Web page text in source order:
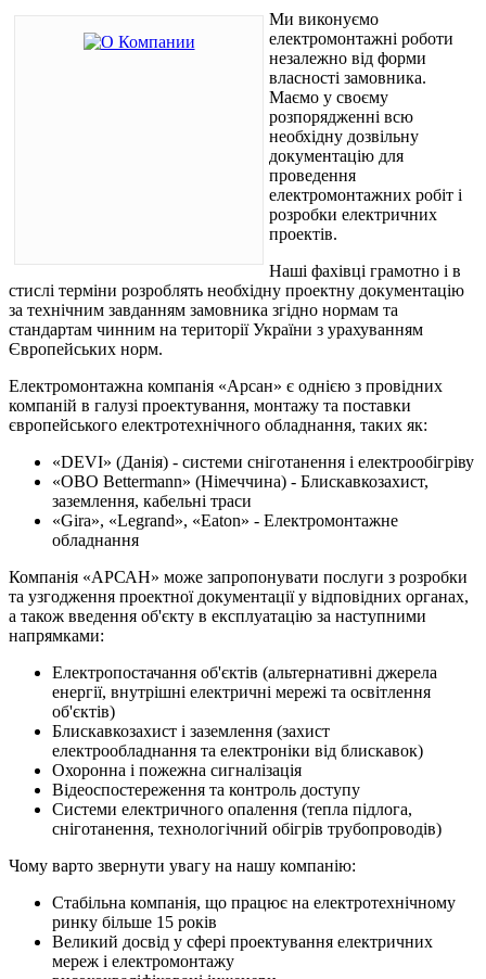
Ми виконуємо
електромонтажні роботи
незалежно від форми
власності замовника.
Маємо у своєму
розпорядженні всю
необхідну дозвільну
документацію для
проведення
електромонтажних робіт і
розробки електричних
проектів.
Наші фахівці грамотно і в
стислі терміни розроблять необхідну проектну документацію
за технічним завданням замовника згідно нормам та
стандартам чинним на території України з урахуванням
Європейських норм.
Електромонтажна компанія «Арсан» є однією з провідних
компаній в галузі проектування, монтажу та поставки
європейського електротехнічного обладнання, таких як:
«DEVI» (Данія) - системи сніготанення і електрообігріву
«OBO Bettermann» (Німеччина) - Блискавкозахист,
заземлення, кабельні траси
«Gira», «Legrand», «Eaton» - Електромонтажне
обладнання
Компанія «АРСАН» може запропонувати послуги з розробки
та узгодження проектної документації у відповідних органах,
а також введення об'єкту в експлуатацію за наступними
напрямками:
Електропостачання об'єктів (альтернативні джерела
енергії, внутрішні електричні мережі та освітлення
об'єктів)
Блискавкозахист і заземлення (захист
електрообладнання та електроніки від блискавок)
Охоронна і пожежна сигналізація
Відеоспостереження та контроль доступу
Системи електричного опалення (тепла підлога,
сніготанення, технологічний обігрів трубопроводів)
Чому варто звернути увагу на нашу компанію:
Стабільна компанія, що працює на електротехнічному
ринку більше 15 років
Великий досвід у сфері проектування електричних
мереж і електромонтажу